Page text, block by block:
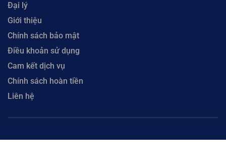
Đại lý
Giới thiệu
Chính sách bảo mật
Điều khoản sử dụng
Cam kết dịch vụ
Chính sách hoàn tiền
Liên hệ